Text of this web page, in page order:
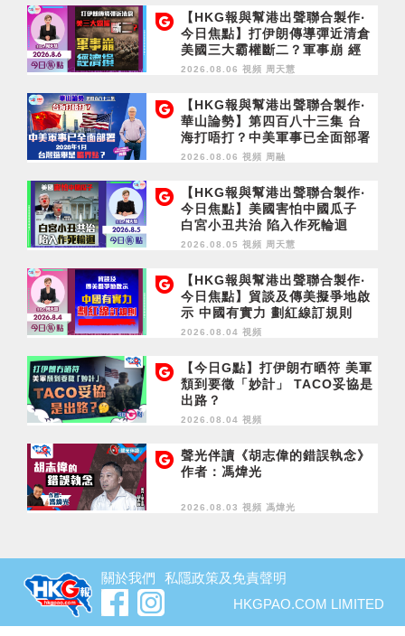
【HKG報與幫港出聲聯合製作‧
今日焦點】打伊朗傳導彈近清倉
美國三大霸權斷二？軍事崩 經
濟損
2026.08.06 視頻 周天慧
【HKG報與幫港出聲聯合製作‧
華山論勢】第四百八十三集 台
海打唔打？中美軍事已全面部署
2028年1月台灣選舉是臨界點？
2026.08.06 視頻 周融
【HKG報與幫港出聲聯合製作‧
今日焦點】美國害怕中國瓜子
白宮小丑共治 陷入作死輪迴
2026.08.05 視頻 周天慧
【HKG報與幫港出聲聯合製作‧
今日焦點】貿談及傳美擬爭地啟
示 中國有實力 劃紅線訂規則
2026.08.04 視頻
【今日G點】打伊朗冇晒符 美軍
頹到要徵「妙計」 TACO妥協是
出路？
2026.08.04 視頻
聲光伴讀《胡志偉的錯誤執念》
作者：馮煒光
2026.08.03 視頻 馮煒光
關於我們
私隱政策及免責聲明
HKGPAO.COM LIMITED